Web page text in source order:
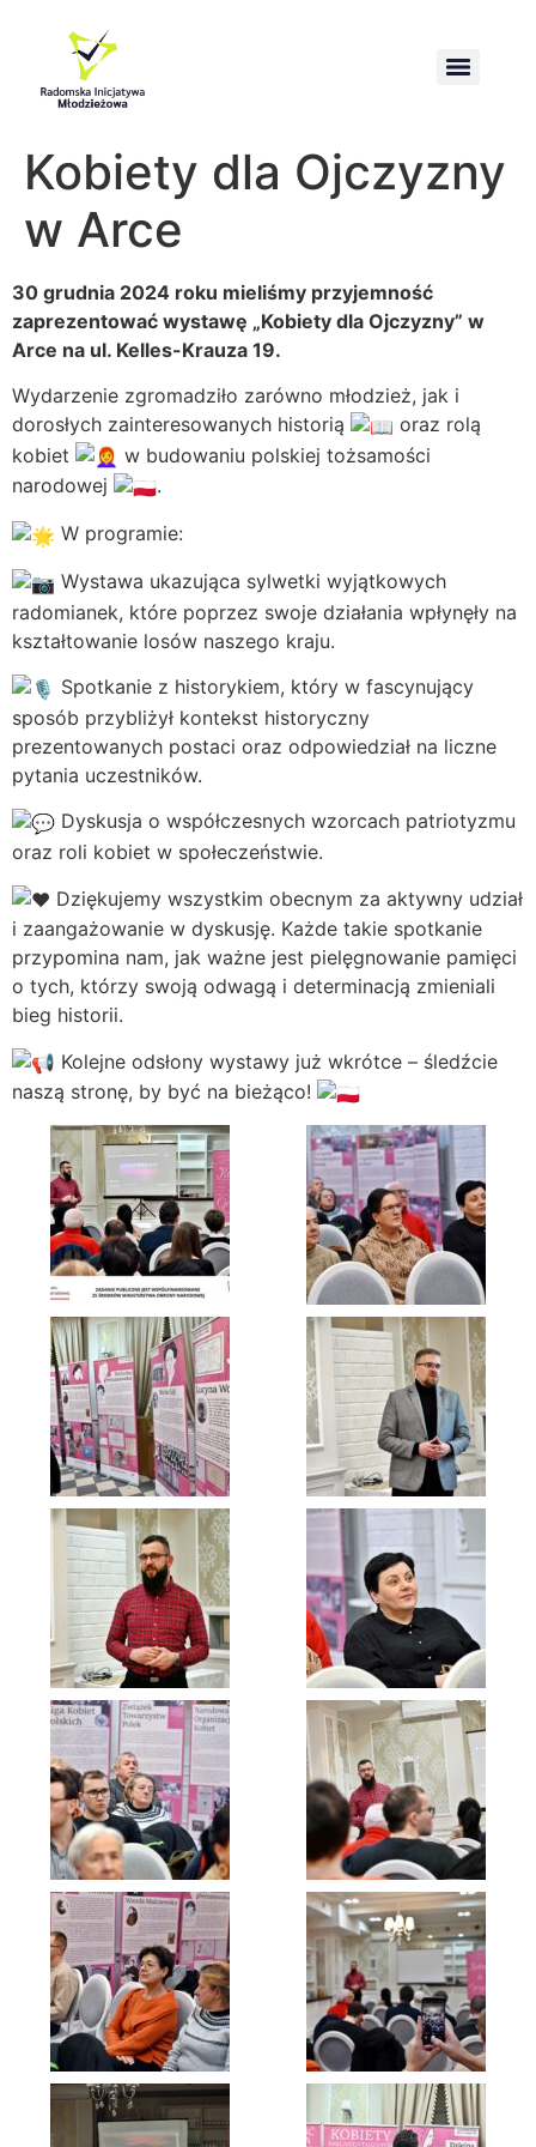
Kobiety dla Ojczyzny
w Arce
30 grudnia 2024 roku mieliśmy przyjemność
zaprezentować wystawę „Kobiety dla Ojczyzny” w
Arce na ul. Kelles-Krauza 19.
Wydarzenie zgromadziło zarówno młodzież, jak i
dorosłych zainteresowanych historią
oraz rolą
kobiet
w budowaniu polskiej tożsamości
narodowej
.
W programie:
Wystawa ukazująca sylwetki wyjątkowych
radomianek, które poprzez swoje działania wpłynęły na
kształtowanie losów naszego kraju.
Spotkanie z historykiem, który w fascynujący
sposób przybliżył kontekst historyczny
prezentowanych postaci oraz odpowiedział na liczne
pytania uczestników.
Dyskusja o współczesnych wzorcach patriotyzmu
oraz roli kobiet w społeczeństwie.
Dziękujemy wszystkim obecnym za aktywny udział
i zaangażowanie w dyskusję. Każde takie spotkanie
przypomina nam, jak ważne jest pielęgnowanie pamięci
o tych, którzy swoją odwagą i determinacją zmieniali
bieg historii.
Kolejne odsłony wystawy już wkrótce – śledźcie
naszą stronę, by być na bieżąco!